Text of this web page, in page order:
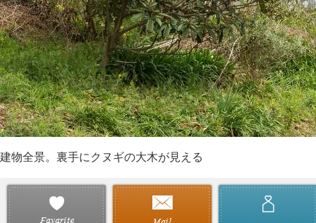
建物全景。裏手にクヌギの大木が見える